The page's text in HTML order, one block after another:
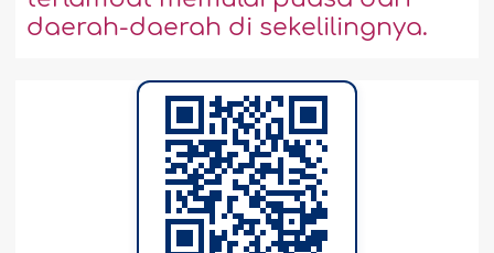
daerah-daerah di sekelilingnya.